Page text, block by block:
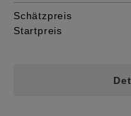
Schätzpreis
Startpreis